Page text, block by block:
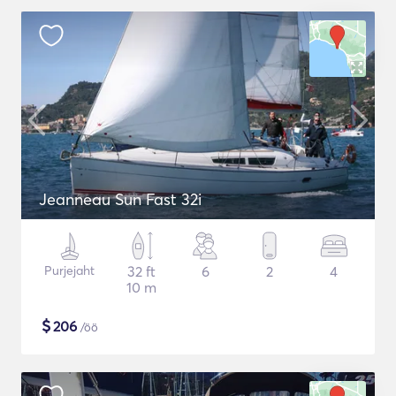
Jeanneau Sun Fast 32i
Purjejaht
32 ft
10 m
6 2 4
$206 /öö